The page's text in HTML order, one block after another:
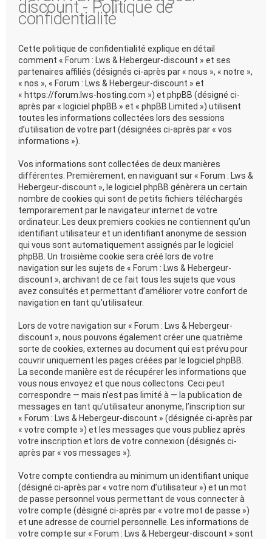
discount - Politique de
confidentialité
Cette politique de confidentialité explique en détail
comment « Forum : Lws & Hebergeur-discount » et ses
partenaires affiliés (désignés ci-après par « nous », « notre »,
« nos », « Forum : Lws & Hebergeur-discount » et
« https://forum.lws-hosting.com ») et phpBB (désigné ci-
après par « logiciel phpBB » et « phpBB Limited ») utilisent
toutes les informations collectées lors des sessions
d’utilisation de votre part (désignées ci-après par « vos
informations »).
Vos informations sont collectées de deux manières
différentes. Premièrement, en naviguant sur « Forum : Lws &
Hebergeur-discount », le logiciel phpBB génèrera un certain
nombre de cookies qui sont de petits fichiers téléchargés
temporairement par le navigateur internet de votre
ordinateur. Les deux premiers cookies ne contiennent qu’un
identifiant utilisateur et un identifiant anonyme de session
qui vous sont automatiquement assignés par le logiciel
phpBB. Un troisième cookie sera créé lors de votre
navigation sur les sujets de « Forum : Lws & Hebergeur-
discount », archivant de ce fait tous les sujets que vous
avez consultés et permettant d’améliorer votre confort de
navigation en tant qu’utilisateur.
Lors de votre navigation sur « Forum : Lws & Hebergeur-
discount », nous pouvons également créer une quatrième
sorte de cookies, externes au document qui est prévu pour
couvrir uniquement les pages créées par le logiciel phpBB.
La seconde manière est de récupérer les informations que
vous nous envoyez et que nous collectons. Ceci peut
correspondre — mais n’est pas limité à — la publication de
messages en tant qu’utilisateur anonyme, l’inscription sur
« Forum : Lws & Hebergeur-discount » (désignée ci-après par
« votre compte ») et les messages que vous publiez après
votre inscription et lors de votre connexion (désignés ci-
après par « vos messages »).
Votre compte contiendra au minimum un identifiant unique
(désigné ci-après par « votre nom d’utilisateur ») et un mot
de passe personnel vous permettant de vous connecter à
votre compte (désigné ci-après par « votre mot de passe »)
et une adresse de courriel personnelle. Les informations de
votre compte sur « Forum : Lws & Hebergeur-discount » sont